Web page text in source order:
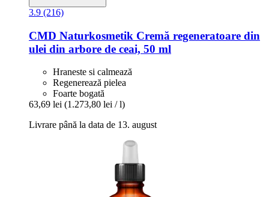
3.9 (216)
CMD Naturkosmetik Cremă regeneratoare din
ulei din arbore de ceai, 50 ml
Hraneste si calmează
Regenerează pielea
Foarte bogată
63,69 lei (1.273,80 lei / l)
Livrare până la data de 13. august